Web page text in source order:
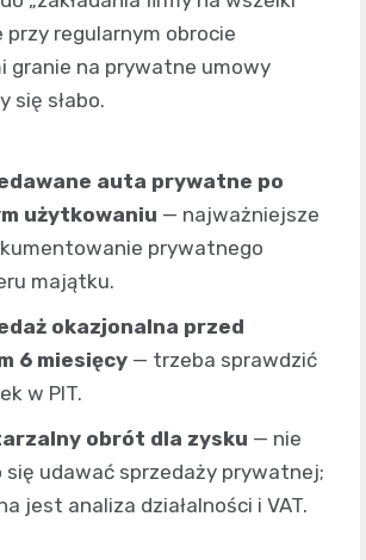
przy regularnym obrocie
granie na prywatne umowy
się słabo.
auta prywatne po
użytkowaniu — najważniejsze
prywatnego
majątku.
okazjonalna przed
6 miesięcy — trzeba sprawdzić
w PIT.
obrót dla zysku — nie
się udawać sprzedaży prywatnej;
jest analiza działalności i VAT.